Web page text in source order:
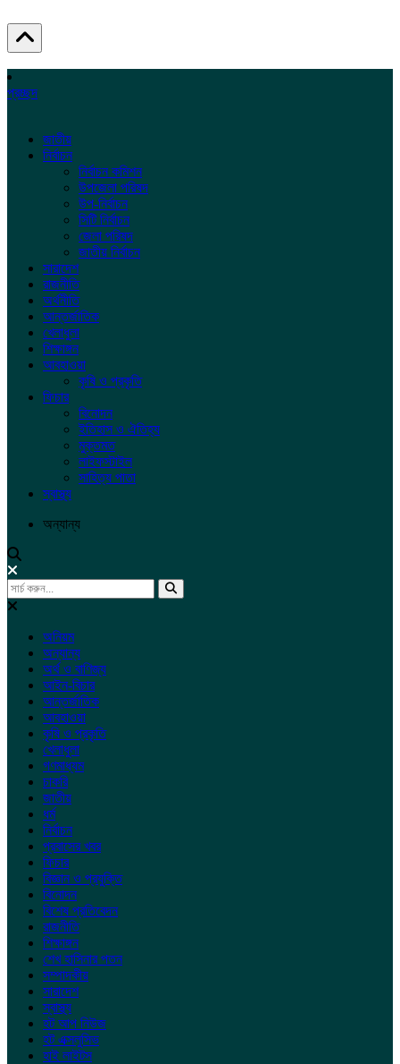
প্রচ্ছদ
জাতীয়
নির্বাচন
নির্বাচন কমিশন
উপজেলা পরিষদ
উপ-নির্বাচন
সিটি নির্বাচন
জেলা পরিষদ
জাতীয় নির্বাচন
সারাদেশ
রাজনীতি
অর্থনীতি
আন্তর্জাতিক
খেলাধুলা
শিক্ষাঙ্গন
আবহাওয়া
কৃষি ও প্রকৃতি
ফিচার
বিনোদন
ইতিহাস ও ঐতিহ্য
মুক্তমত
লাইফস্টাইল
সাহিত্য পাতা
স্বাস্থ্য
অন্যান্য
অনিয়ম
অন্যান্য
অর্থ ও বাণিজ্য
আইন-বিচার
আন্তর্জাতিক
আবহাওয়া
কৃষি ও প্রকৃতি
খেলাধুলা
গণমাধ্যম
চাকরি
জাতীয়
ধর্ম
নির্বাচন
প্রবাসের খবর
ফিচার
বিজ্ঞান ও প্রযুক্তি
বিনোদন
বিশেষ প্রতিবেদন
রাজনীতি
শিক্ষাঙ্গন
শেখ হাসিনার পতন
সম্পাদকীয়
সারাদেশ
স্বাস্থ্য
হট আপ নিউজ
হট এক্সলুসিভ
হাই লাইটস